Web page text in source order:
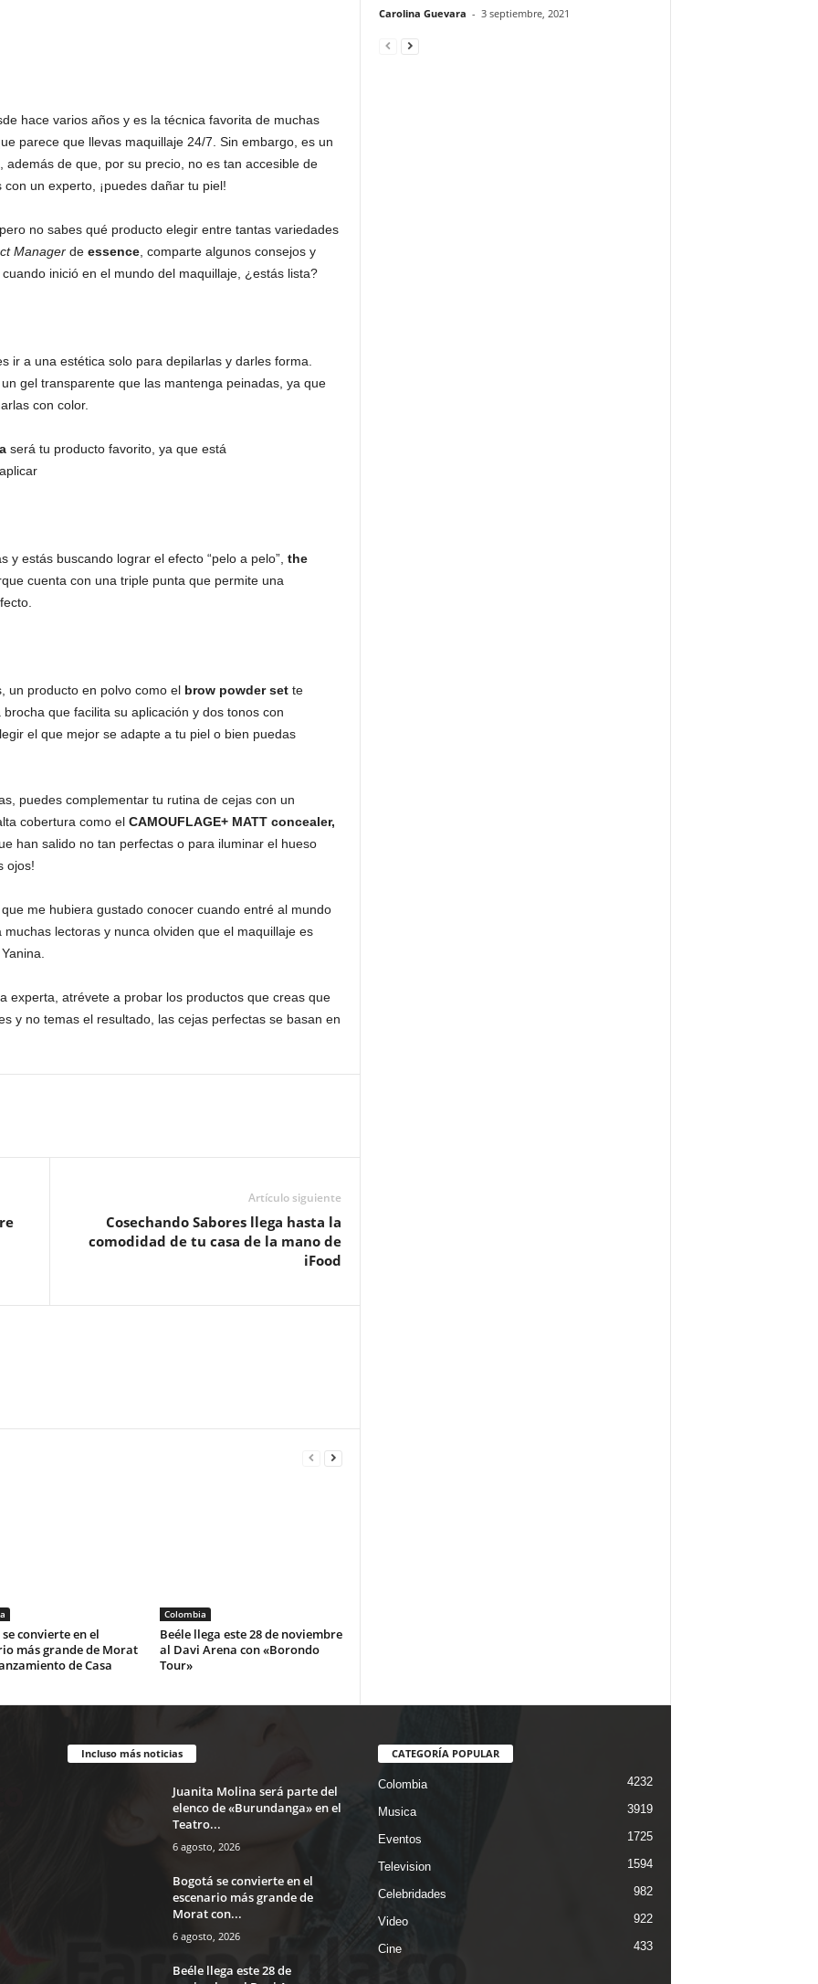
hace varios años y es la técnica favorita de muchas
parece que llevas maquillaje 24/7. Sin embargo, es un
de que, por su precio, no es tan accesible de
un experto, ¡puedes dañar tu piel!
no sabes qué producto elegir entre tantas variedades
Managerde essence, comparte algunos consejos y
inició en el mundo del maquillaje, ¿estás lista?
ir a una estética solo para depilarlas y darles forma.
gel transparente que las mantenga peinadas, ya que
con color.
será tu producto favorito, ya que está
estás buscando lograr el efecto “pelo a pelo”, the
cuenta con una triple punta que permite una
un producto en polvo como el brow powder sette
que facilita su aplicación y dos tonos con
el que mejor se adapte a tu piel o bien puedas
puedes complementar tu rutina de cejas con un
cobertura como el CAMOUFLAGE+ MATT concealer,
han salido no tan perfectas o para iluminar el hueso
ojos!
me hubiera gustado conocer cuando entré al mundo
lectoras y nunca olviden que el maquillaje es
experta, atrévete a probar los productos que creas que
y no temas el resultado, las cejas perfectas se basan en
Artículo siguiente
Cosechando Sabores llega hasta la
comodidad de tu casa de la mano de
iFood
convierte en el
más grande de Morat
de Casa
Colombia
Beéle llega este 28 de noviembre
al Davi Arena con «Borondo
Tour»
Carolina Guevara - 3 septiembre, 2021
Incluso más noticias
Juanita Molina será parte del
elenco de «Burundanga» en el
Teatro...
6 agosto, 2026
Bogotá se convierte en el
escenario más grande de
Morat con...
6 agosto, 2026
Beéle llega este 28 de
CATEGORÍA POPULAR
Colombia 4232
Musica 3919
Eventos 1725
Television 1594
Celebridades 982
Video 922
Cine 433